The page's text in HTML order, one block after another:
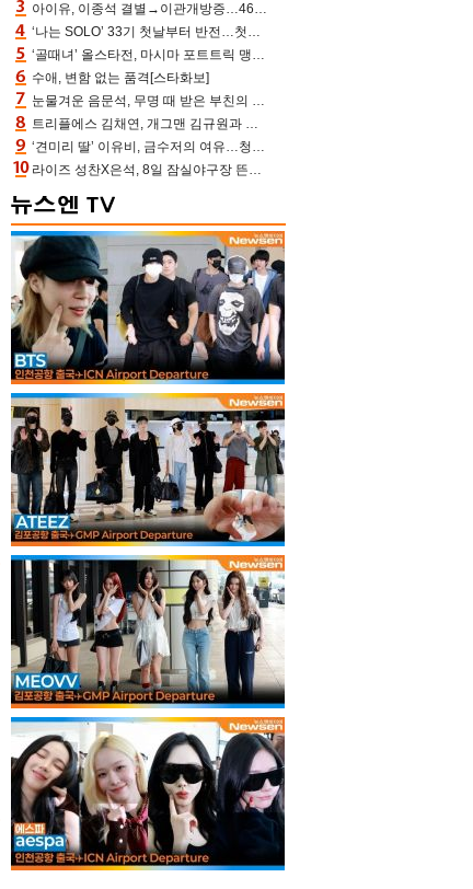
아이유, 이종석 결별→이관개방증…46장 꽉 채운 유애나 ♥ “열심히 사는 중”
‘나는 SOLO’ 33기 첫날부터 반전…첫인상 0표 영호, 호감남 급부상
‘골때녀’ 올스타전, 마시마 포트트릭 맹추격전 5:4 골 잔치 ‘짜릿’ [어제TV]
수애, 변함 없는 품격[스타화보]
눈물겨운 음문석, 무명 때 받은 부친의 전재산→폐암 父 세상 떠나기 전 여행(유퀴즈)[어제TV]
트리플에스 김채연, 개그맨 김규원과 함께 프리뷰쇼 진행 [포토엔HD]
‘견미리 딸’ 이유비, 금수저의 여유…청순 미모에 반전 슬림 라인
라이즈 성찬X은석, 8일 잠실야구장 뜬다…시구 시타+특별공연까지